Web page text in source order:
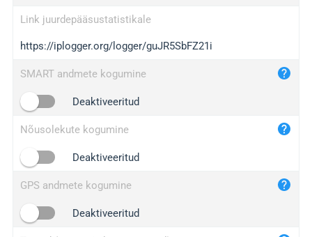
bc.ax
iplogger.com
maper.info
2no.co
yip.su
iplogger.info
Link juurdepääsustatistikale
https://iplogger.org/logger/guJR5SbFZ21i
SMART andmete kogumine
Deaktiveeritud
Nõusolekute kogumine
Deaktiveeritud
GPS andmete kogumine
Deaktiveeritud